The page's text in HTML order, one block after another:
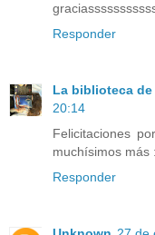
Responder
La biblioteca
20:14
Felicitaciones
muchísimos más
Responder